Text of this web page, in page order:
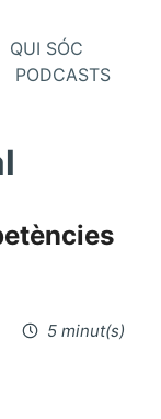
QUI SÓC
PODCASTS
5 minut(s)